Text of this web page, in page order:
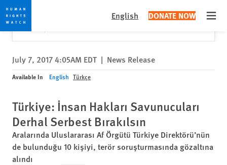
Skip
to
cookie
privacy
notice
Skip
to
main
content
English DONATE NOW
Would you like to read this page in English?
Yes
✕
July 7, 2017 4:05AM EDT | News Release
Available In English Türkçe
Türkiye: İnsan Hakları Savunucuları
Derhal Serbest Bırakılsın
Aralarında Uluslararası Af Örgütü Türkiye Direktörü’nün
de bulunduğu 10 kişiyi, terör soruşturmasında gözaltına
alındı